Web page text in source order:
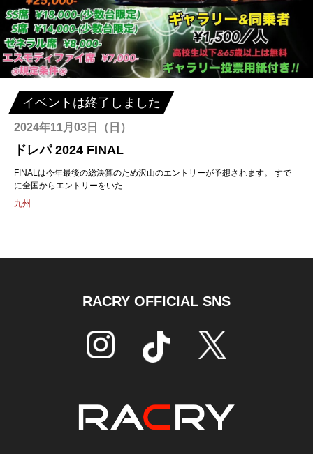
イベントは終了しました
2024年11月03日（日）
ドレパ 2024 FINAL
FINALは今年最後の総決算のため沢山のエントリーが予想されます。 すで
に全国からエントリーをいた...
九州
RACRY OFFICIAL SNS